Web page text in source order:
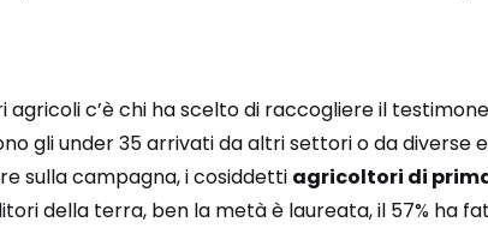
agricoli c’è chi ha scelto di raccogliere il
gli under 35 arrivati da altri settori o da diverse
sulla campagna, i cosiddetti agricoltori di
della terra, ben la metà è laureata, il 57% ha